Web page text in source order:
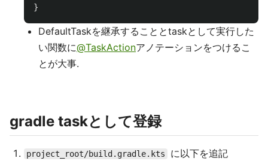
}
DefaultTaskを継承することとtaskとして実行した
い関数に@TaskActionアノテーションをつけるこ
とが大事.
gradle taskとして登録
project_root/build.gradle.kts に以下を追記